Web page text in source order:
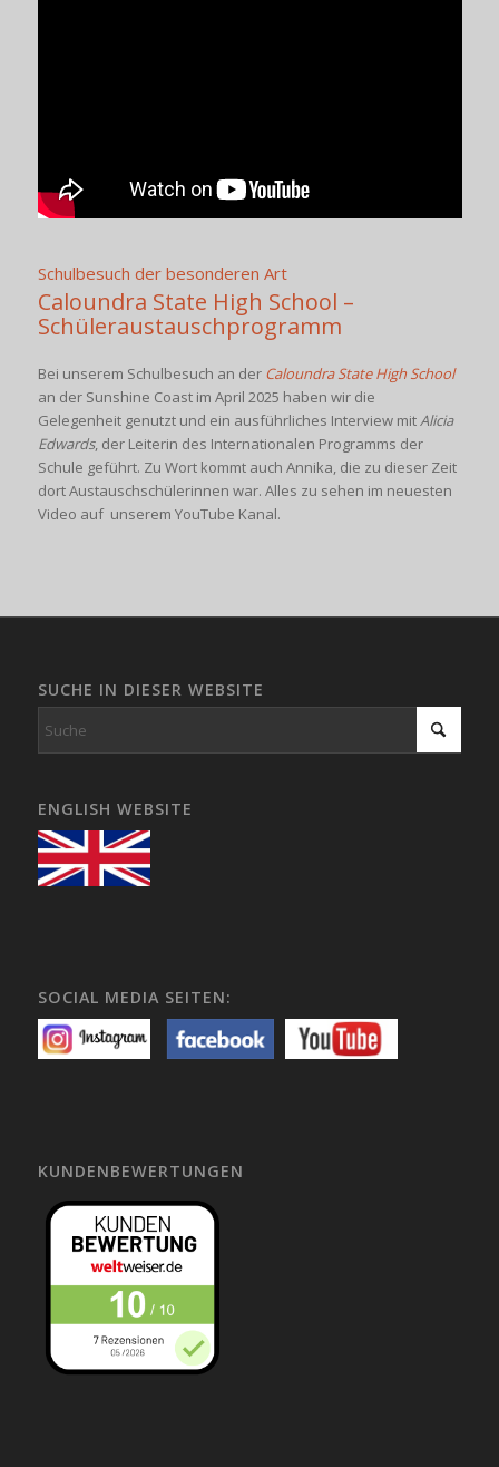
Schulbesuch der besonderen Art
Caloundra State High School –
Schüleraustauschprogramm
Bei unserem Schulbesuch an der Caloundra State High School
an der Sunshine Coast im April 2025 haben wir die
Gelegenheit genutzt und ein ausführliches Interview mitAlicia
Edwards, der Leiterin des Internationalen Programms der
Schule geführt. Zu Wort kommt auch Annika, die zu dieser Zeit
dort Austauschschülerinnen war. Alles zu sehen im neuesten
Video auf unserem YouTube Kanal.
SUCHE IN DIESER WEBSITE
ENGLISH WEBSITE
SOCIAL MEDIA SEITEN:
KUNDENBEWERTUNGEN